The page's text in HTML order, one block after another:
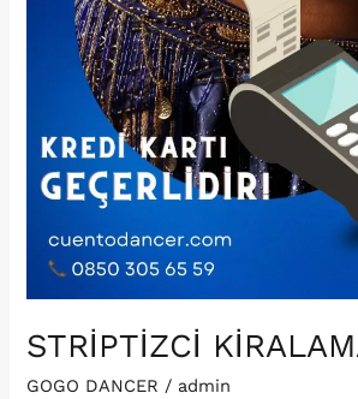
STRİPTİZCİ
GOGO DANCER / admin